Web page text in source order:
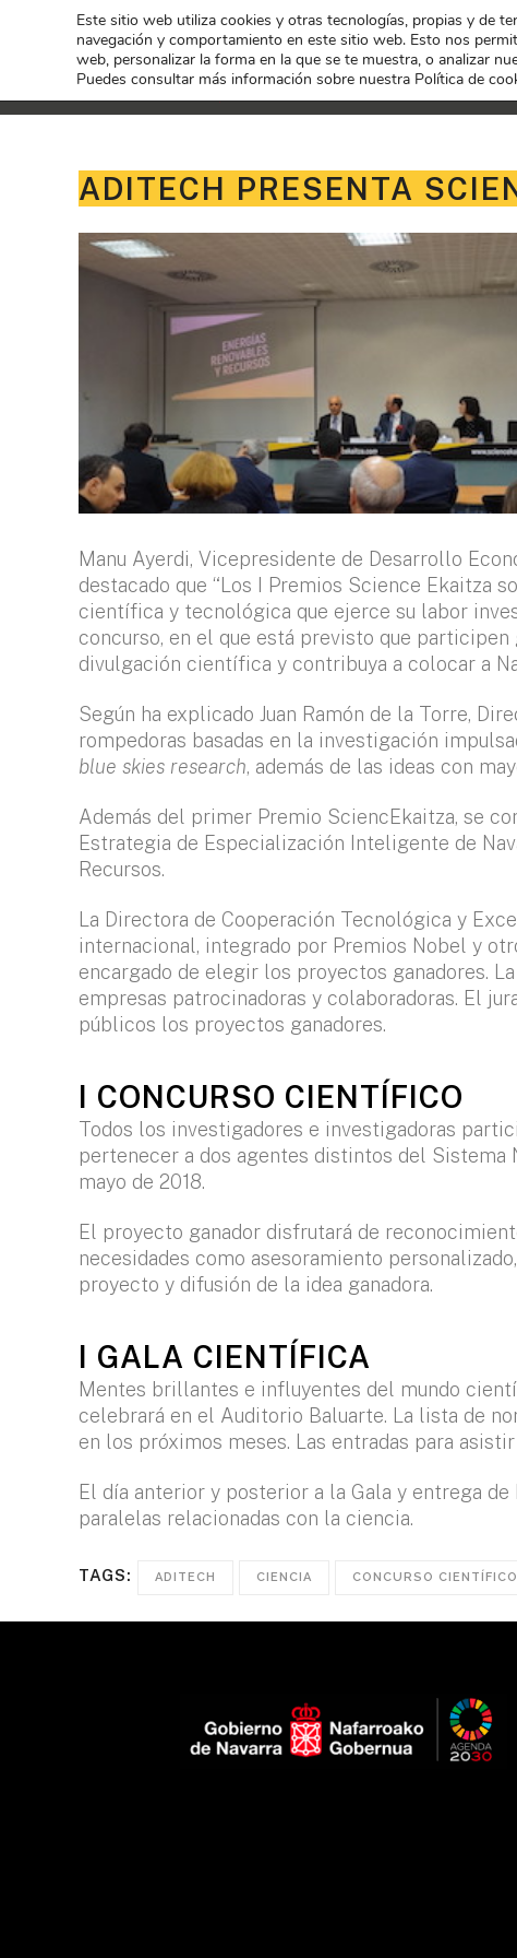
ADITECH PRESENTA
Manu Ayerdi, Vicepresidente de Desarrollo
destacado que “Los I Premios Science Ekaitza
científica y tecnológica que ejerce su labor
concurso, en el que está previsto que
divulgación científica y contribuya a colocar a
Según ha explicado Juan Ramón de la Torre,
rompedoras basadas en la investigación
blue skies research, además de las ideas con
Además del primer Premio SciencEkaitza, se
Estrategia de Especialización Inteligente de
Recursos.
La Directora de Cooperación Tecnológica y
internacional, integrado por Premios Nobel y
encargado de elegir los proyectos ganadores.
empresas patrocinadoras y colaboradoras. El
públicos los proyectos ganadores.
I CONCURSO CIENTÍFICO
Todos los investigadores e investigadoras
pertenecer a dos agentes distintos del Sistema
mayo de 2018.
El proyecto ganador disfrutará de
necesidades como asesoramiento
proyecto y difusión de la idea ganadora.
I GALA CIENTÍFICA
Mentes brillantes e influyentes del mundo
celebrará en el Auditorio Baluarte. La lista de
en los próximos meses. Las entradas para
El día anterior y posterior a la Gala y entrega
paralelas relacionadas con la ciencia.
TAGS: ADITECH CIENCIA CONCURSO CIENTÍFICO
Este sitio web utiliza cookies y otras tecnologías, propias y de
navegación y comportamiento en este sitio web. Esto nos
web, personalizar la forma en la que se te muestra, o analizar
Puedes consultar más información sobre nuestra Política de